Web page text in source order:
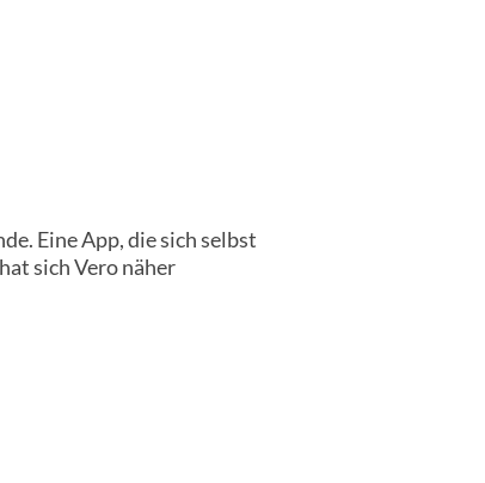
Eine App, die sich selbst
sich Vero näher